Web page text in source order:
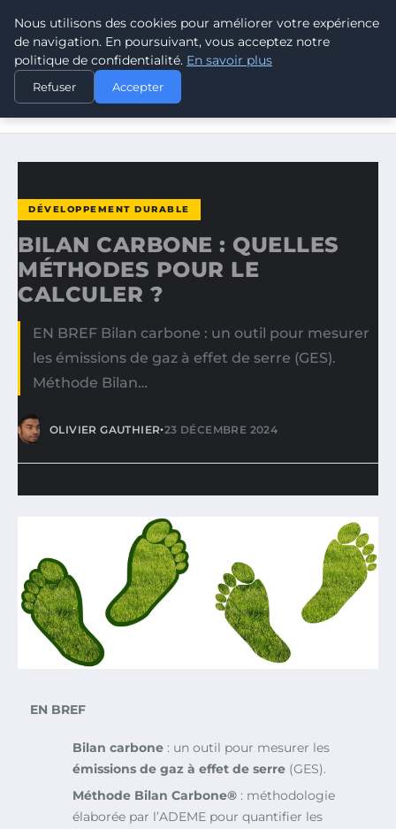
CLIMATE GUARDIAN
ACCUEIL
DÉVELOPPEMENT DURABLE
BILAN CARBONE : QUELLES MÉTHODES POUR LE CALCULER
DÉVELOPPEMENT DURABLE
BILAN CARBONE : QUELLES
MÉTHODES POUR LE
CALCULER ?
EN BREF Bilan carbone : un outil pour mesurer
les émissions de gaz à effet de serre (GES).
Méthode Bilan…
OLIVIER GAUTHIER•23 DÉCEMBRE 2024
EN BREF
Bilan carbone : un outil pour mesurer les
émissions de gaz à effet de serre (GES).
Méthode Bilan Carbone® : méthodologie
élaborée par l’ADEME pour quantifier les
Nous utilisons des cookies pour améliorer votre expérience
de navigation. En poursuivant, vous acceptez notre
politique de confidentialité. En savoir plus
Refuser Accepter